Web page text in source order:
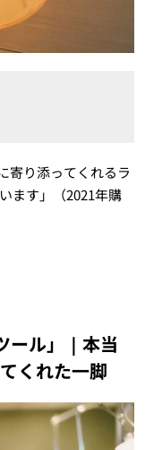
寄り添ってくれるラ
ます」（2021年購
ール」｜本当
くれた一脚